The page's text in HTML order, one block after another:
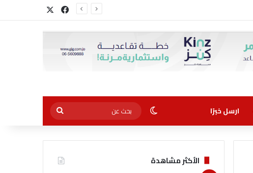
فيسبوك
ارسل خبرًا الوضع المظلم
بحث
عن
الأكثر مشاهدة